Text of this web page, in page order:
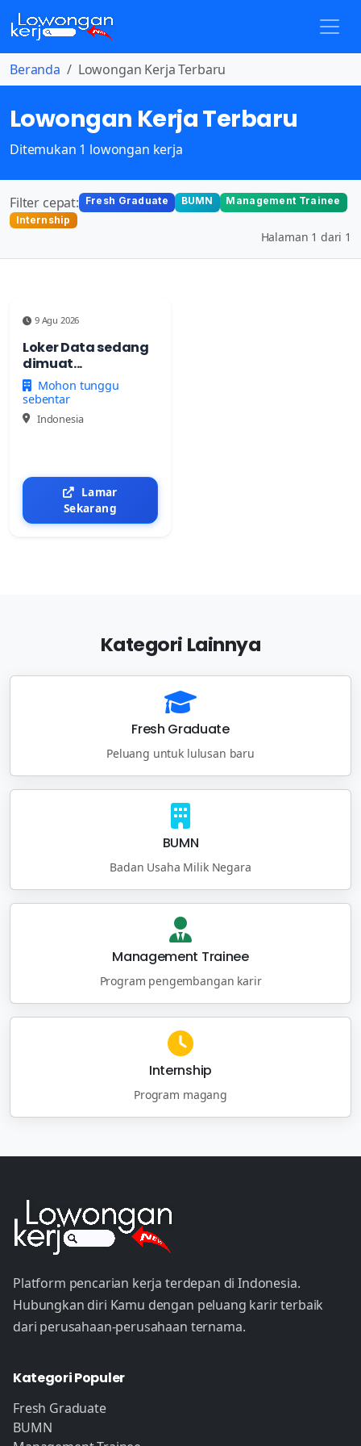
Beranda Lowongan Kerja Terbaru
Lowongan Kerja Terbaru
Ditemukan 1 lowongan kerja
Filter cepat: Fresh Graduate BUMN
Management Trainee
Internship
Halaman 1 dari 1
9 Agu 2026
Loker Data sedang
dimuat...
Mohon tunggu
sebentar
Indonesia
Lamar
Sekarang
Kategori Lainnya
Fresh Graduate
Peluang untuk lulusan baru
BUMN
Badan Usaha Milik Negara
Management Trainee
Program pengembangan karir
Internship
Program magang
Platform pencarian kerja terdepan di Indonesia.
Hubungkan diri Kamu dengan peluang karir terbaik
dari perusahaan-perusahaan ternama.
Kategori Populer
Fresh Graduate
BUMN